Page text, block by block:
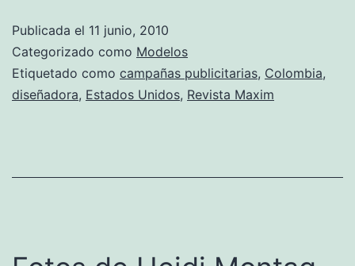
Eusse
Publicada el 11 junio, 2010
Categorizado como Modelos
Etiquetado como campañas publicitarias, Colombia,
diseñadora, Estados Unidos, Revista Maxim